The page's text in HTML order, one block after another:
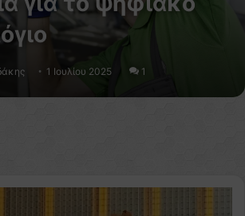
1 Ιουλίου 2025 1